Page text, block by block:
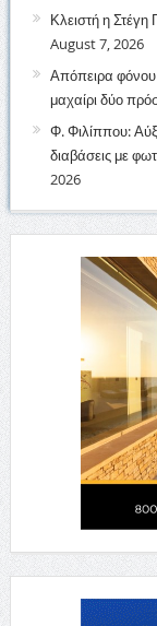
Κλειστή η Στέγη
August 7, 2026
Απόπειρα φόνου
μαχαίρι δύο
Φ. Φιλίππου:
διαβάσεις με
2026